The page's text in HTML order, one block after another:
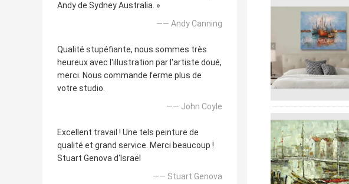
Andy de Sydney Australia. »
—— Andy Canning
Qualité stupéfiante, nous sommes très
heureux avec l'illustration par l'artiste doué,
merci. Nous commande ferme plus de
votre studio.
—— John Coyle
Excellent travail ! Une tels peinture de
qualité et grand service. Merci beaucoup !
Stuart Genova d'Israël
—— Stuart Genova